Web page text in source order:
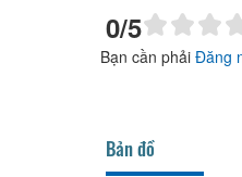
0/5
Bạn cần phải Đăng
Bản đồ